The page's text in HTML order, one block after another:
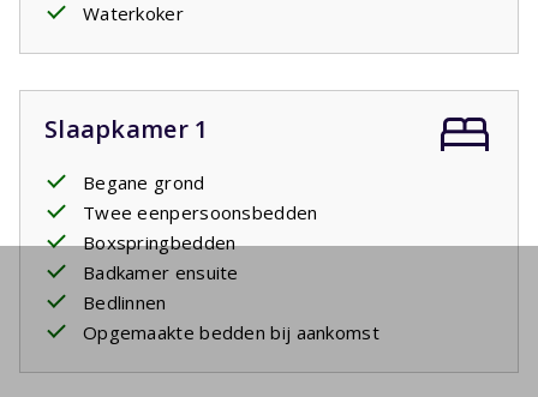
Waterkoker
Slaapkamer 1
Begane grond
Twee eenpersoonsbedden
Boxspringbedden
Badkamer ensuite
Bedlinnen
Opgemaakte bedden bij aankomst